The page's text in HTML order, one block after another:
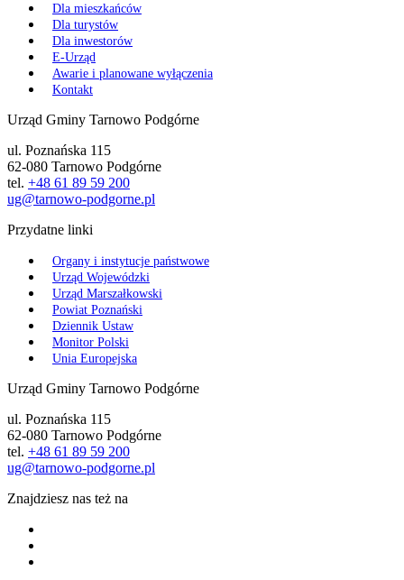
Dla mieszkańców
Dla turystów
Dla inwestorów
E-Urząd
Awarie i planowane wyłączenia
Kontakt
Urząd Gminy Tarnowo Podgórne
ul. Poznańska 115
62-080 Tarnowo Podgórne
tel. +48 61 89 59 200
ug@tarnowo-podgorne.pl
Przydatne linki
Organy i instytucje państwowe
Urząd Wojewódzki
Urząd Marszałkowski
Powiat Poznański
Dziennik Ustaw
Monitor Polski
Unia Europejska
Urząd Gminy Tarnowo Podgórne
ul. Poznańska 115
62-080 Tarnowo Podgórne
tel. +48 61 89 59 200
ug@tarnowo-podgorne.pl
Znajdziesz nas też na